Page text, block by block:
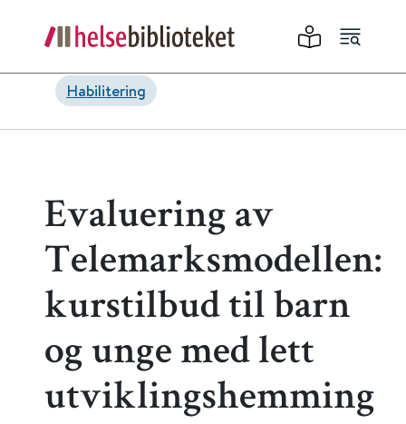
Habilitering
Evaluering av
Telemarksmodellen:
kurstilbud til barn
og unge med lett
utviklingshemming